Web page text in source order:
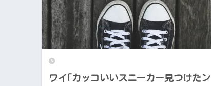
ワイ｢カッコいいスニーカー見つけたン